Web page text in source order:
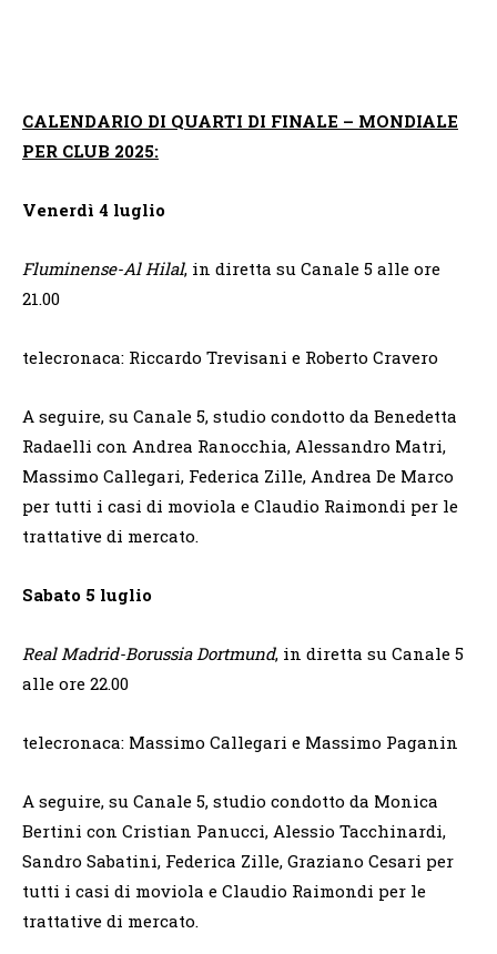
CALENDARIO DI QUARTI DI FINALE – MONDIALE
PER CLUB 2025:
Venerdì 4 luglio
Fluminense-Al Hilal, in diretta su Canale 5 alle ore
21.00
telecronaca: Riccardo Trevisani e Roberto Cravero
A seguire, su Canale 5, studio condotto da Benedetta
Radaelli con Andrea Ranocchia, Alessandro Matri,
Massimo Callegari, Federica Zille, Andrea De Marco
per tutti i casi di moviola e Claudio Raimondi per le
trattative di mercato.
Sabato 5 luglio
Real Madrid-Borussia Dortmund, in diretta su Canale 5
alle ore 22.00
telecronaca: Massimo Callegari e Massimo Paganin
A seguire, su Canale 5, studio condotto da Monica
Bertini con Cristian Panucci, Alessio Tacchinardi,
Sandro Sabatini, Federica Zille, Graziano Cesari per
tutti i casi di moviola e Claudio Raimondi per le
trattative di mercato.